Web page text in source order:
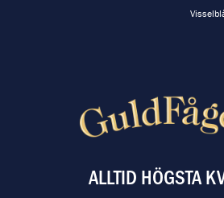
ALLTID HÖGSTA